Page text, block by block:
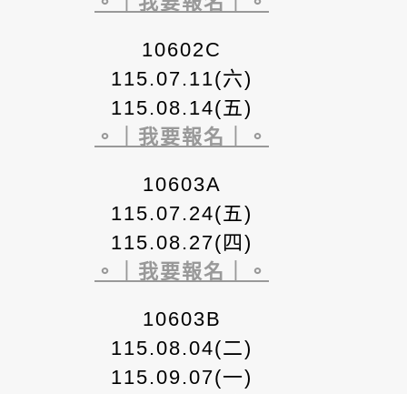
10602C
115.07.11(六)
115.08.14(五)
。｜我要報名｜。
10603A
115.07.24(五)
115.08.27(四)
。｜我要報名｜。
10603B
115.08.04(二)
115.09.07(一)